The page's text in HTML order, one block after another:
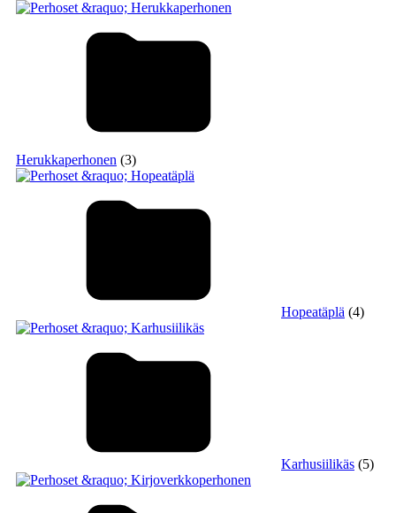
Herukkaperhonen (3)
Hopeatäplä (4)
Karhusiilikäs (5)